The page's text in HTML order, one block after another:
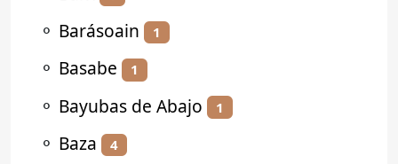
⚬ Barásoain 1
⚬ Basabe 1
⚬ Bayubas de Abajo 1
⚬ Baza 4